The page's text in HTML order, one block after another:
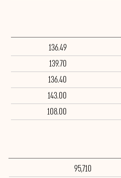
136.49
139.70
136.40
143.00
108.00
95,710